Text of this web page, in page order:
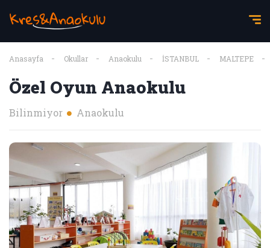
Anasayfa Okullar Anaokulu İSTANBUL MALTEPE
Özel Oyun Anaokulu
Bilinmiyor Anaokulu